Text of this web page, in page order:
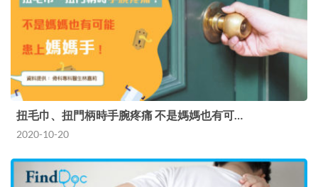
扭毛巾、扭門柄時手腕疼痛 不是媽媽也有可…
2020-10-20